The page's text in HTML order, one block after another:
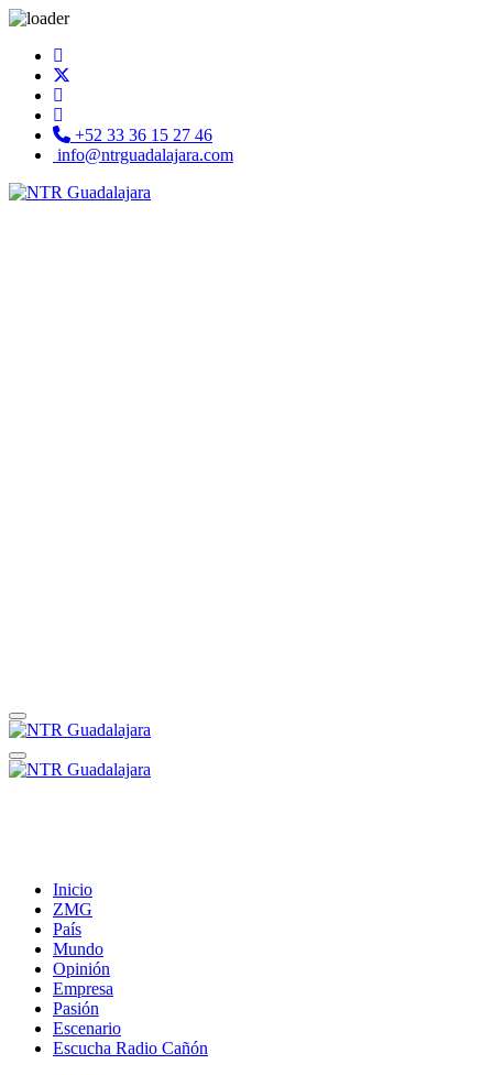
+52 33 36 15 27 46
info@ntrguadalajara.com
Inicio
ZMG
País
Mundo
Opinión
Empresa
Pasión
Escenario
Escucha Radio Cañón